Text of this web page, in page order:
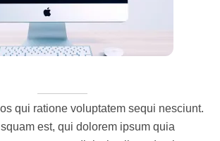
qui ratione voluptatem sequi nesciunt.
est, qui dolorem ipsum quia